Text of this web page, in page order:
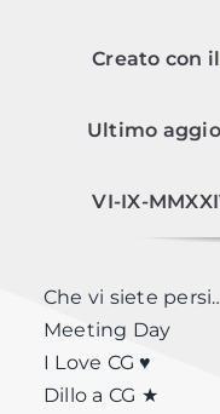
Creato con
Ultimo
VI-IX-
Che vi siete
Meeting Day
I Love CG ♥
Dillo a CG ★